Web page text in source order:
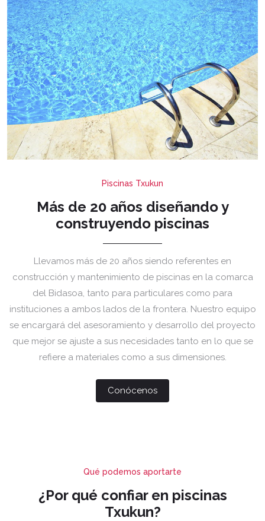
Piscinas Txukun
Más de 20 años diseñando y
construyendo piscinas
Llevamos más de 20 años siendo referentes en
construcción y mantenimiento de piscinas en la comarca
del Bidasoa, tanto para particulares como para
instituciones a ambos lados de la frontera. Nuestro equipo
se encargará del asesoramiento y desarrollo del proyecto
que mejor se ajuste a sus necesidades tanto en lo que se
refiere a materiales como a sus dimensiones.
Conócenos
Qué podemos aportarte
¿Por qué confiar en piscinas
Txukun?